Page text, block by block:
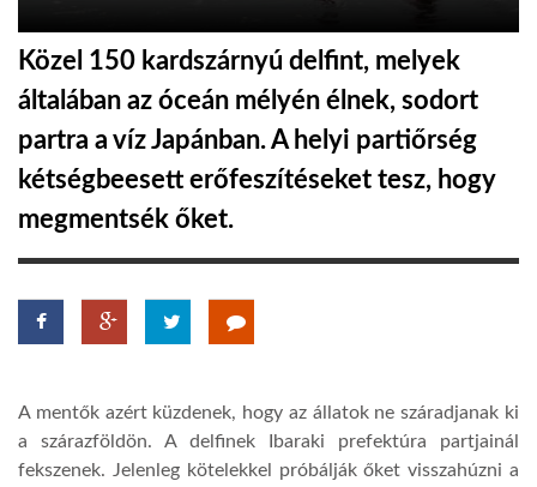
HÍR3D
TROPICALMAGAZIN
AFRIKA TUDÁSTÁR
Közel 150 kardszárnyú delfint, melyek
általában az óceán mélyén élnek, sodort
partra a víz Japánban. A helyi partiőrség
kétségbeesett erőfeszítéseket tesz, hogy
megmentsék őket.
A mentők azért küzdenek, hogy az állatok ne száradjanak ki
a szárazföldön. A delfinek Ibaraki prefektúra partjainál
fekszenek. Jelenleg kötelekkel próbálják őket visszahúzni a